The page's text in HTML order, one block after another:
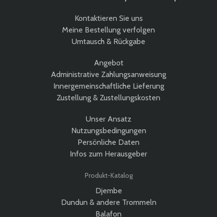
Kontaktieren Sie uns
Meine Bestellung verfolgen
Umtausch & Rückgabe
Angebot
Administrative Zahlungsanweisung
Innergemeinschaftliche Lieferung
Zustellung & Zustellungskosten
Unser Ansatz
Nutzungsbedingungen
Persönliche Daten
Infos zum Herausgeber
Produkt-Katalog
Djembe
Dundun & andere Trommeln
Balafon